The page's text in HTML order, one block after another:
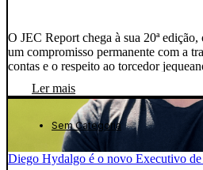
O JEC Report chega à sua 20ª
um compromisso permanente com a
contas e o respeito ao torcedor
movimentações dos setores do clube,
desafios, decisões e próximos
Ler mais
Sem Categoria
Diego Hydalgo é o novo Executivo